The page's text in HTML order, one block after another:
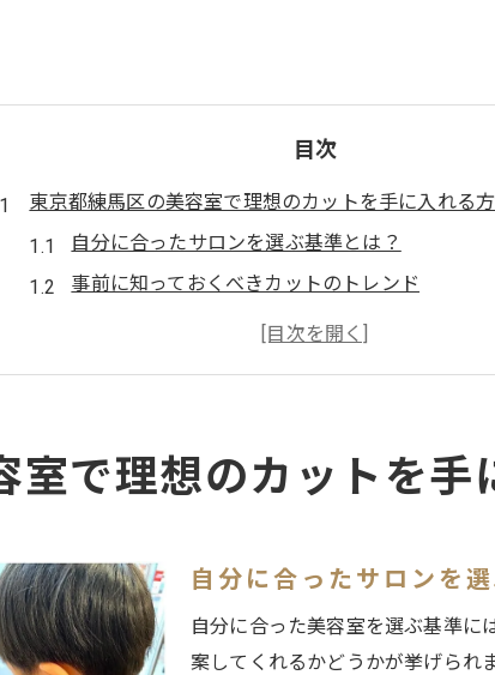
目次
東京都練馬区の美容室で理想のカットを手に入れる
自分に合ったサロンを選ぶ基準とは？
事前に知っておくべきカットのトレンド
予約前に確認したいスタイリストの経験と技術
練馬区の美容室で発見！髪質に合うカットスタイル
スタイリストと話す前に知っておくべきこと
カット後のスタイリング方法を知る
トレンドを取り入れた個性を引き出すテクニッ
室で理想のカットを手
自分に合ったサロンを
自分に合った美容室を選ぶ基準に
案してくれるかどうかが挙げられ